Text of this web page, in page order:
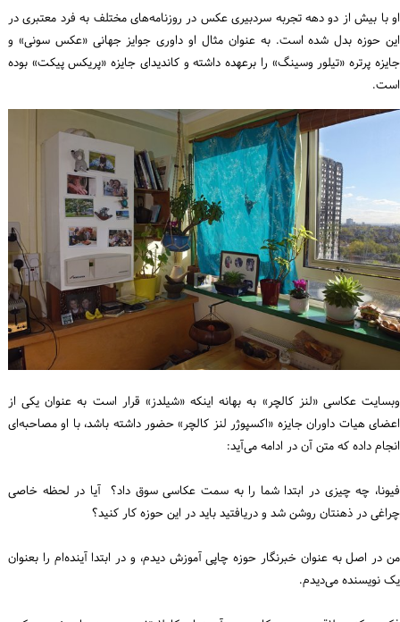
او با بیش از دو دهه تجربه سردبیری عکس در روزنامه‌های مختلف به فرد معتبری در
این حوزه بدل شده است. به عنوان مثال او داوری جوایز جهانی «عکس سونی» و
جایزه پرتره «تیلور وسینگ» را برعهده داشته و کاندیدای جایزه «پریکس پیکت» بوده
است.
وبسایت عکاسی «لنز کالچر» به بهانه اینکه «شیلدز» قرار است به عنوان یکی از
اعضای هیات داوران جایزه «اکسپوژر لنز کالچر» حضور داشته باشد، با او مصاحبه‌ای
انجام داده که متن آن در ادامه می‌آید:
فیونا، چه چیزی در ابتدا شما را به سمت عکاسی سوق داد؟ آیا در لحظه خاصی
چراغی در ذهنتان روشن شد و دریافتید باید در این حوزه کار کنید؟
من در اصل به عنوان خبرنگار حوزه چاپی آموزش دیدم، و در ابتدا آینده‌ام را بعنوان
یک نویسنده می‌دیدم.